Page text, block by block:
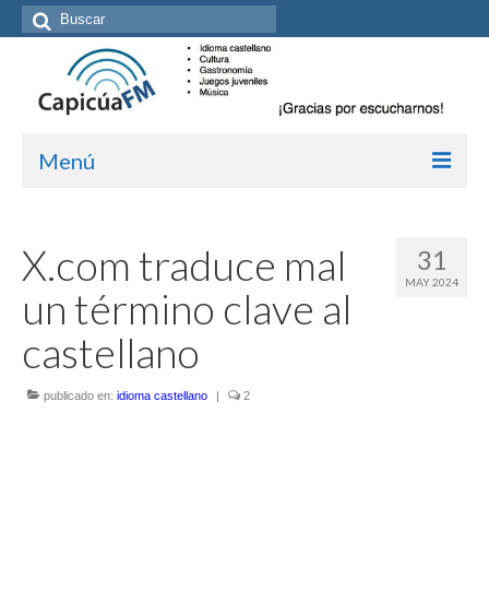
Buscar
por:
Menú
Kit de medios
Cómo suscribirte
Más de Allan Tépper
Boletines
31
MAY 2024
X.com traduce mal
un término clave al
castellano
publicado en: idioma castellano | 2